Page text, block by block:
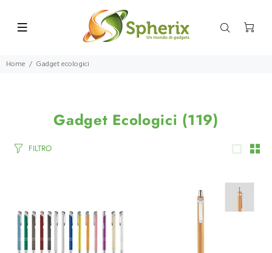
Home Gadget ecologici
Gadget Ecologici (119)
FILTRO